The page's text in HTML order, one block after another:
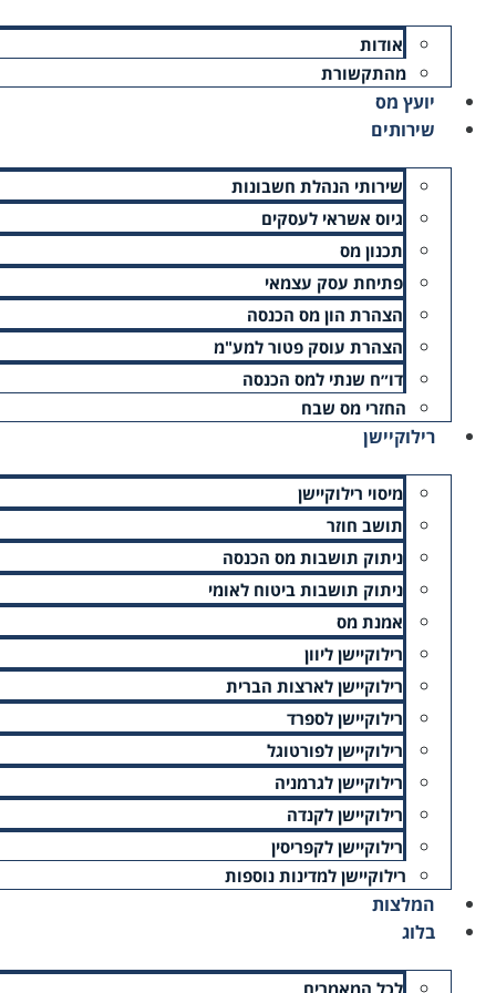
אודות
מהתקשורת
יועץ מס
שירותים
שירותי הנהלת חשבונות
גיוס אשראי לעסקים
תכנון מס
פתיחת עסק עצמאי
הצהרת הון מס הכנסה
הצהרת עוסק פטור למע"מ
דו״ח שנתי למס הכנסה
החזרי מס שבח
רילוקיישן
מיסוי רילוקיישן
תושב חוזר
ניתוק תושבות מס הכנסה
ניתוק תושבות ביטוח לאומי
אמנת מס
רילוקיישן ליוון
רילוקיישן לארצות הברית
רילוקיישן לספרד
רילוקיישן לפורטוגל
רילוקיישן לגרמניה
רילוקיישן לקנדה
רילוקיישן לקפריסין
רילוקיישן למדינות נוספות
המלצות
בלוג
לכל המאמרים
חשבונית עצמית
שכר אומנים – כל מה שצריך לדעת
צרו איתנו קשר
זקוקים לייעוץ? פנייתכם חשובה לנו, אנא השאירו פרטים
בהרשמה אני מאשר/ת קבלת מסרים פרסומיים במייל (ניתן
אני מאשר/ת שקראתי אתמדיניות הפרטיותומסכים/ה
שלח בקשה